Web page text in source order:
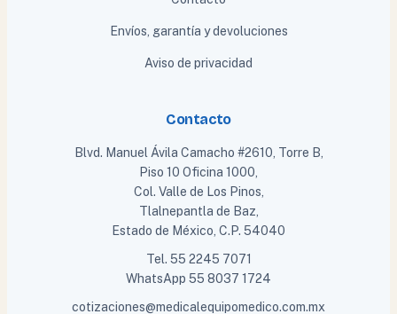
Envíos, garantía y devoluciones
Aviso de privacidad
Contacto
Blvd. Manuel Ávila Camacho #2610, Torre B,
Piso 10 Oficina 1000,
Col. Valle de Los Pinos,
Tlalnepantla de Baz,
Estado de México, C.P. 54040
Tel. 55 2245 7071
WhatsApp 55 8037 1724
cotizaciones@medicalequipomedico.com.mx